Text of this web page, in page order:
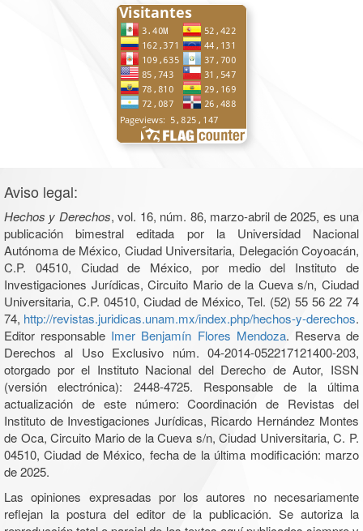
Aviso legal:
Hechos y Derechos, vol. 16, núm. 86, marzo-abril de 2025, es una
publicación bimestral editada por la Universidad Nacional
Autónoma de México, Ciudad Universitaria, Delegación Coyoacán,
C.P. 04510, Ciudad de México, por medio del Instituto de
Investigaciones Jurídicas, Circuito Mario de la Cueva s/n, Ciudad
Universitaria, C.P. 04510, Ciudad de México, Tel. (52) 55 56 22 74
74, http://revistas.juridicas.unam.mx/index.php/hechos-y-derechos.
Editor responsable Imer Benjamín Flores Mendoza. Reserva de
Derechos al Uso Exclusivo núm. 04-2014-052217121400-203,
otorgado por el Instituto Nacional del Derecho de Autor, ISSN
(versión electrónica): 2448-4725. Responsable de la última
actualización de este número: Coordinación de Revistas del
Instituto de Investigaciones Jurídicas, Ricardo Hernández Montes
de Oca, Circuito Mario de la Cueva s/n, Ciudad Universitaria, C. P.
04510, Ciudad de México, fecha de la última modificación: marzo
de 2025.
Las opiniones expresadas por los autores no necesariamente
reflejan la postura del editor de la publicación. Se autoriza la